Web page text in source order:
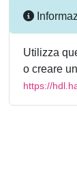
Utilizza
o creare
https://